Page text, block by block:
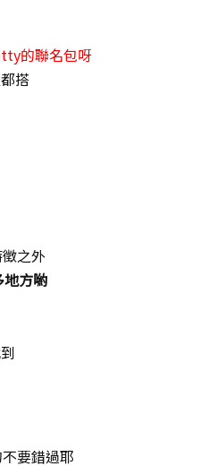
的聯名包呀
搭
之外
方喲
要錯過耶